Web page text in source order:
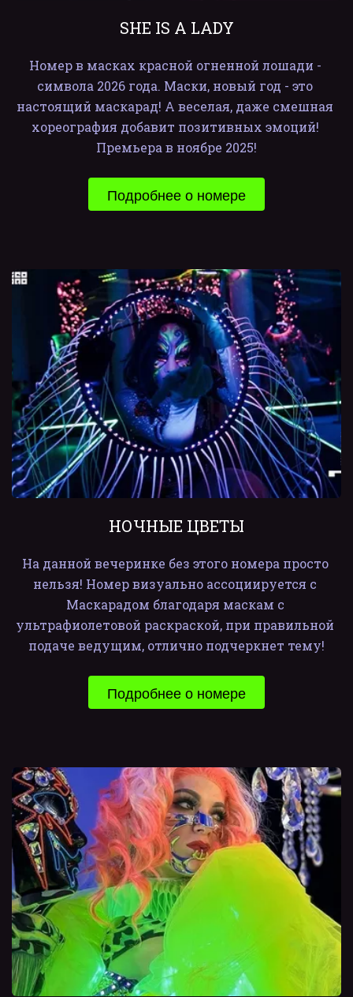
SHE IS A LADY
Номер в масках красной огненной лошади -
символа 2026 года. Маски, новый год - это
настоящий маскарад! А веселая, даже смешная
хореография добавит позитивных эмоций!
Премьера в ноябре 2025!
Подробнее о номере
НОЧНЫЕ ЦВЕТЫ
На данной вечеринке без этого номера просто
нельзя! Номер визуально ассоциируется с
Маскарадом благодаря маскам с
ультрафиолетовой раскраской, при правильной
подаче ведущим, отлично подчеркнет тему!
Подробнее о номере